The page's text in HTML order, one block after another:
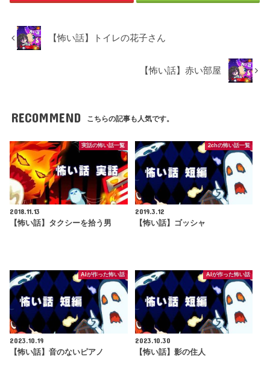
【怖い話】トイレの花子さん
【怖い話】赤い部屋
RECOMMEND こちらの記事も人気です。
実話の怖い話一覧
2018.11.13
【怖い話】タクシーを拾う男
2chの怖い話一覧
2019.3.12
【怖い話】ゴッシャ
AIが作った怖い話
2023.10.19
【怖い話】音のないピアノ
AIが作った怖い話
2023.10.30
【怖い話】影の住人